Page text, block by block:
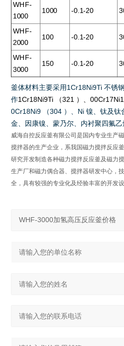
WHF-
1000
1000 -0.1-20
WHF-
2000
100 -0.1-20
WHF-
3000
150 -0.1-20
釜体材料主要采用1Cr18Ni9Ti不锈
作1Cr18Ni9Ti （321 ）、
0Cr18Ni9
（304 ）、 Ni镍、钛及钛
金、因康镍、蒙乃尔、内衬聚四氟
威海自控反应釜有限公司是国内专业生产
搅拌器的生产企业，系我国磁力搅拌反应
研究开发制造各种磁力搅拌反应釜及磁力
生产厂和磁力偶合器、搅拌器研发中心，
全，具有较强的专业化及经验丰富的开发设